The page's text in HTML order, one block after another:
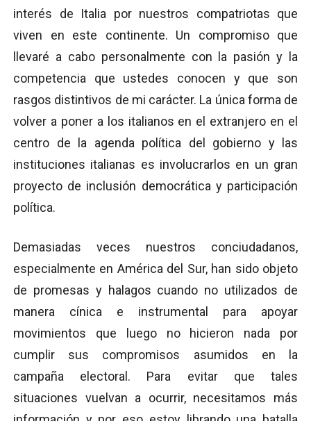
interés de Italia por nuestros compatriotas que
viven en este continente. Un compromiso que
llevaré a cabo personalmente con la pasión y la
competencia que ustedes conocen y que son
rasgos distintivos de mi carácter. La única forma de
volver a poner a los italianos en el extranjero en el
centro de la agenda política del gobierno y las
instituciones italianas es involucrarlos en un gran
proyecto de inclusión democrática y participación
política.
Demasiadas veces nuestros conciudadanos,
especialmente en América del Sur, han sido objeto
de promesas y halagos cuando no utilizados de
manera cínica e instrumental para apoyar
movimientos que luego no hicieron nada por
cumplir sus compromisos asumidos en la
campaña electoral. Para evitar que tales
situaciones vuelvan a ocurrir, necesitamos más